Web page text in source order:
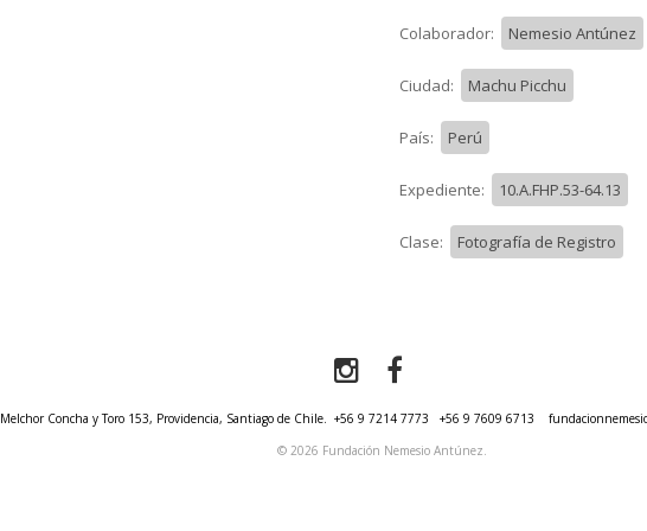
Colaborador: Nemesio Antúnez
Ciudad: Machu Picchu
País: Perú
Expediente: 10.A.FHP.53-64.13
Clase: Fotografía de Registro
Melchor Concha y Toro 153, Providencia, Santiago de Chile. +56 9 7214 7773 +56 9 7609 6713
© 2026 Fundación Nemesio Antúnez.